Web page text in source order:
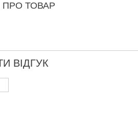
ПРО ТОВАР
ВІДГУК